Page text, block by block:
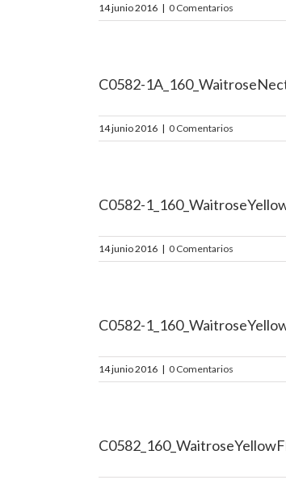
14 junio 2016 | 0 Comentarios
C0582-
14 junio 2016 | 0 Comentarios
C0582-
14 junio 2016 | 0 Comentarios
C0582-
14 junio 2016 | 0 Comentarios